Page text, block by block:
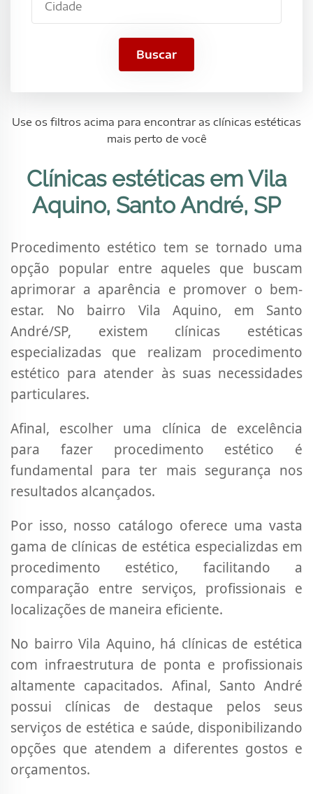
Buscar
Use os filtros acima para encontrar as clínicas estéticas
mais perto de você
Clínicas estéticas em Vila
Aquino, Santo André, SP
Procedimento estético tem se tornado uma
opção popular entre aqueles que buscam
aprimorar a aparência e promover o bem-
estar. No bairro Vila Aquino, em Santo
André/SP, existem clínicas estéticas
especializadas que realizam procedimento
estético para atender às suas necessidades
particulares.
Afinal, escolher uma clínica de excelência
para fazer procedimento estético é
fundamental para ter mais segurança nos
resultados alcançados.
Por isso, nosso catálogo oferece uma vasta
gama de clínicas de estética especializdas em
procedimento estético, facilitando a
comparação entre serviços, profissionais e
localizações de maneira eficiente.
No bairro Vila Aquino, há clínicas de estética
com infraestrutura de ponta e profissionais
altamente capacitados. Afinal, Santo André
possui clínicas de destaque pelos seus
serviços de estética e saúde, disponibilizando
opções que atendem a diferentes gostos e
orçamentos.